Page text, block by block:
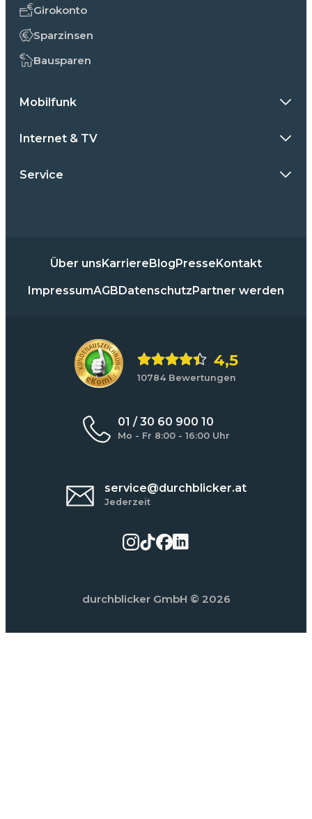
Girokonto
Sparzinsen
Bausparen
Mobilfunk
Internet & TV
Service
Über uns Karriere Blog Presse Kontakt
ImpressumAGB Datenschutz Partner werden
4,5
10784 Bewertungen
01 / 30 60 900 10
Mo - Fr 8:00 - 16:00 Uhr
service@durchblicker.at
Jederzeit
durchblicker GmbH © 2026